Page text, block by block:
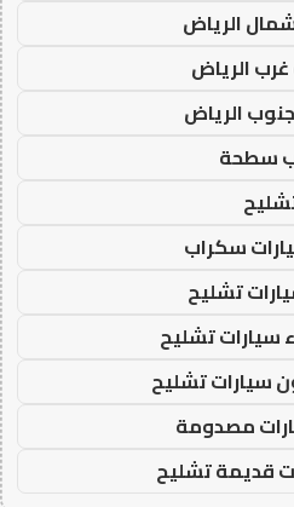
الرياض
الرياض
الرياض
سطحة
سكراب
تشليح
سيارات تشليح
سيارات تشليح
مصدومة
قديمة تشليح